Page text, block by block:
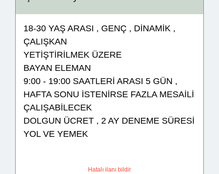
18-30 YAŞ ARASI , GENÇ , DİNAMİK ,
ÇALIŞKAN
YETİŞTİRİLMEK ÜZERE
BAYAN ELEMAN
9:00 - 19:00 SAATLERİ ARASI 5 GÜN ,
HAFTA SONU İSTENİRSE FAZLA MESAİLİ
ÇALIŞABİLECEK
DOLGUN ÜCRET , 2 AY DENEME SÜRESİ
YOL VE YEMEK
Hatalı ilanı bildir